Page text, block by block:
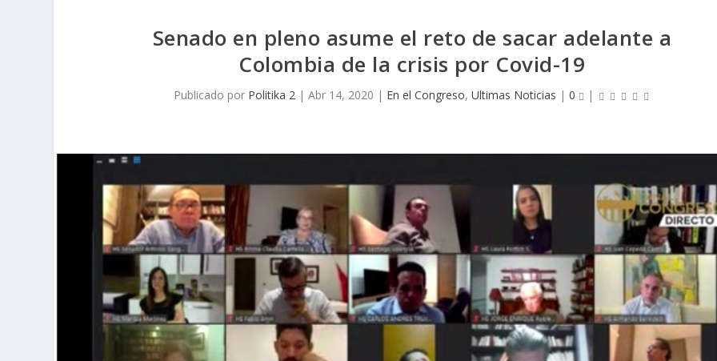
Senado en pleno asume el reto de sacar adelante a
Colombia de la crisis por Covid-19
Publicado por Politika 2 |Abr 14, 2020 | En el Congreso,Ultimas Noticias |0 |